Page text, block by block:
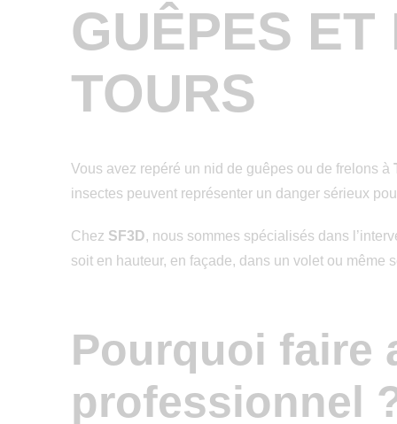
GUÊPES
TOURS
Vous avez repéré un nid de guêpes ou de frelons à
insectes peuvent représenter un danger sérieux
Chez SF3D, nous sommes spécialisés dans
soit en hauteur, en façade, dans un volet ou même
Pourquoi faire
professionnel